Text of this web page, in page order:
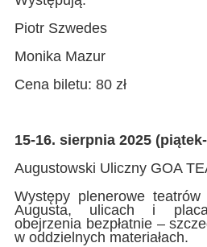
Piotr Szwedes
Monika Mazur
Cena biletu: 80 zł
15-16. sierpnia 2025
Augustowski Uliczny GOA
Występy plenerowe
Augusta, ulicach i
obejrzenia bezpłatnie –
w oddzielnych materiałach.